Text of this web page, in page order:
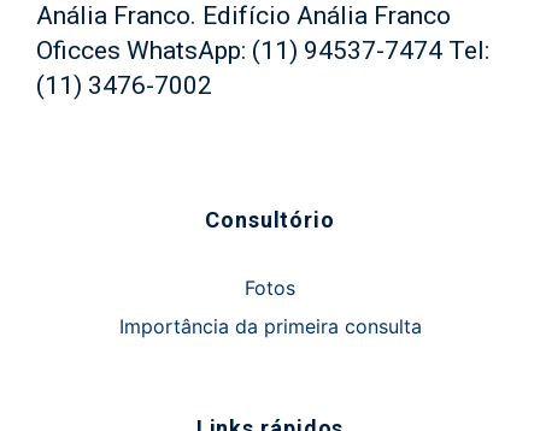
Anália Franco. Edifício Anália Franco
Oficces WhatsApp: (11) 94537-7474 Tel:
(11) 3476-7002
Consultório
Fotos
Importância da primeira consulta